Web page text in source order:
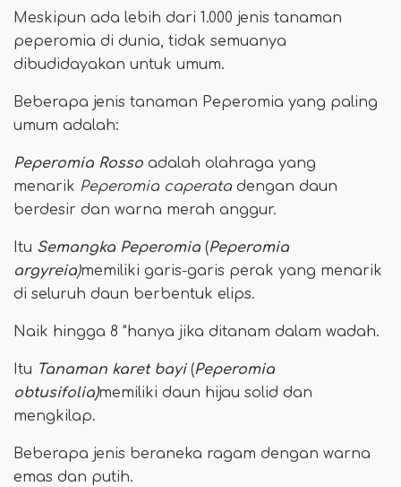
Meskipun ada lebih dari 1.000 jenis tanaman
peperomia di dunia, tidak semuanya
dibudidayakan untuk umum.
Beberapa jenis tanaman Peperomia yang paling
umum adalah:
Peperomia Rosso adalah olahraga yang
menarik Peperomia caperata dengan daun
berdesir dan warna merah anggur.
Itu Semangka Peperomia (Peperomia
argyreia)memiliki garis-garis perak yang menarik
di seluruh daun berbentuk elips.
Naik hingga 8 "hanya jika ditanam dalam wadah.
Itu Tanaman karet bayi(Peperomia
obtusifolia)memiliki daun hijau solid dan
mengkilap.
Beberapa jenis beraneka ragam dengan warna
emas dan putih.